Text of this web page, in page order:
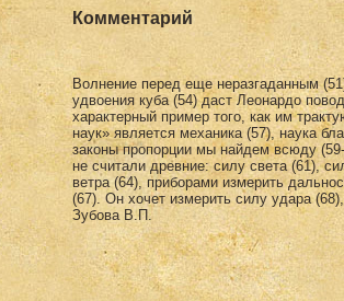
Комментарий
Волнение перед еще неразгаданным
удвое­ния куба (54) даст Леонардо
характерный пример того, как им
наук» является механика (57), наука
законы пропорции мы найдем всюду
не считали древ­ние: силу света (61),
ветра (64), прибора­ми измерить
(67). Он хочет измерить силу удара
Зубова В.П.